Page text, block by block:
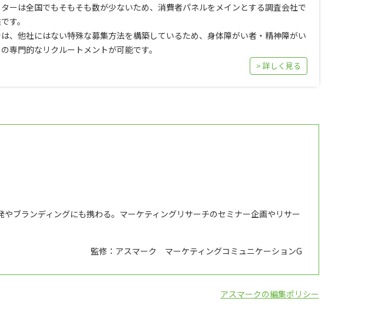
ーは全国でもそもそも数が少ないため、消費者パネルをメインとする調査会社で
す。
、他社にはない特殊な募集方法を構築しているため、身体障がい者・精神障がい
専門的なリクルートメントが可能です。
> 詳しく見る
ブランディングにも携わる。マーケティングリサーチのセミナー企画やリサー
監修：アスマーク マーケティングコミュニケーションG
アスマークの編集ポリシー